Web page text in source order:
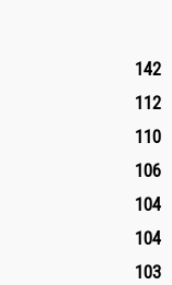
142
112
110
106
104
104
103